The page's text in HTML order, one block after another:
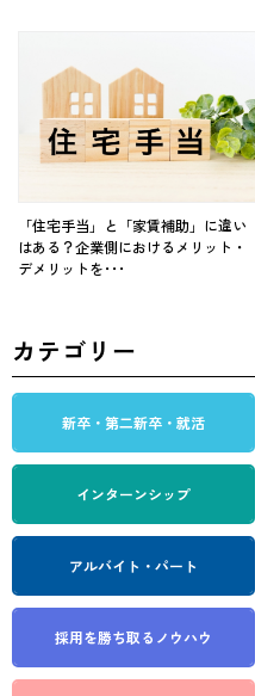
「住宅手当」と「家賃補助」に違い
はある？企業側におけるメリット・
デメリットを･･･
カテゴリー
新卒・第二新卒・就活
インターンシップ
アルバイト・パート
採用を勝ち取る ノウハウ